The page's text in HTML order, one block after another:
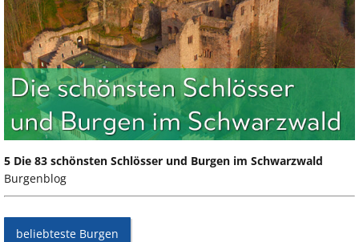
5 Die 83 schönsten Schlösser und Burgen im Schwarzwald
Burgenblog
beliebteste Burgen